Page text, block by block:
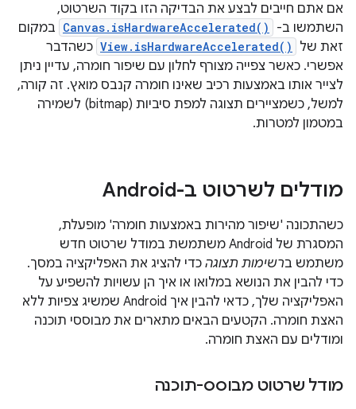
אם אתם חייבים לבצע את הבדיקה הזו בקוד השרטוט,
השתמשו ב-
Canvas.isHardwareAccelerated() במקום
זאת של
View.isHardwareAccelerated() כשהדבר
אפשרי. כאשר צפייה מצורף לחלון עם שיפור חומרה, עדיין ניתן
לצייר אותו באמצעות רכיב שאינו חומרה קנבס מואץ. זה קורה,
למשל, כשמציירים תצוגה למפת סיביות (bitmap) לשמירה
במטמון למטרות.
מודלים לשרטוט ב-Android
כשהתכונה 'שיפור מהירות באמצעות חומרה' מופעלת,
המסגרת של Android משתמשת במודל שרטוט חדש
משתמש ברשימות תצוגה כדי להציג את האפליקציה במסך.
כדי להבין את הנושא במלואו או איך הן עשויות להשפיע על
האפליקציה שלך, כדאי להבין איך Android שמשיג צפיות ללא
האצת חומרה. הקטעים הבאים מתארים את מבוססי תוכנה
ומודלים עם האצת חומרה.
מודל שרטוט מבוסס-תוכנה